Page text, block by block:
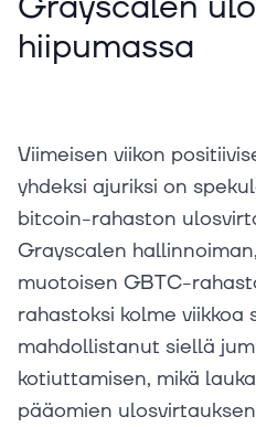
hiipumassa
Viimeisen viikon
yhdeksi ajuriksi on
bitcoin-rahaston
Grayscalen
muotoisen GBTC-
rahastoksi kolme viikkoa
mahdollistanut siellä
kotiuttamisen, mikä
pääomien